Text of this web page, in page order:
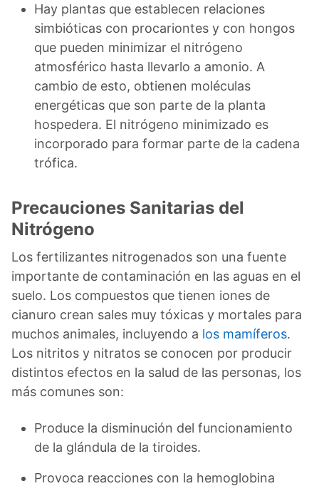
Hay plantas que establecen relaciones
simbióticas con procariontes y con hongos
que pueden minimizar el nitrógeno
atmosférico hasta llevarlo a amonio. A
cambio de esto, obtienen moléculas
energéticas que son parte de la planta
hospedera. El nitrógeno minimizado es
incorporado para formar parte de la cadena
trófica.
Precauciones Sanitarias del
Nitrógeno
Los fertilizantes nitrogenados son una fuente
importante de contaminación en las aguas en el
suelo. Los compuestos que tienen iones de
cianuro crean sales muy tóxicas y mortales para
muchos animales, incluyendo a los mamíferos.
Los nitritos y nitratos se conocen por producir
distintos efectos en la salud de las personas, los
más comunes son:
Produce la disminución del funcionamiento
de la glándula de la tiroides.
Provoca reacciones con la hemoglobina